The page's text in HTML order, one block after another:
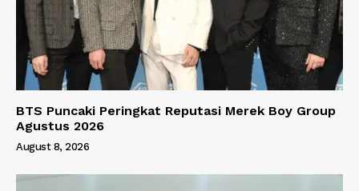
BTS Puncaki Peringkat Reputasi Merek Boy Group
Agustus 2026
August 8, 2026